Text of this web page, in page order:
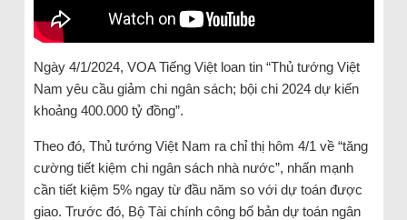
Ngày 4/1/2024, VOA Tiếng Việt loan tin “Thủ tướng Việt
Nam yêu cầu giảm chi ngân sách; bội chi 2024 dự kiến
khoảng 400.000 tỷ đồng”.
Theo đó, Thủ tướng Việt Nam ra chỉ thị hôm 4/1 về “tăng
cường tiết kiệm chi ngân sách nhà nước”, nhấn mạnh
cần tiết kiệm 5% ngay từ đầu năm so với dự toán được
giao. Trước đó, Bộ Tài chính công bố bản dự toán ngân